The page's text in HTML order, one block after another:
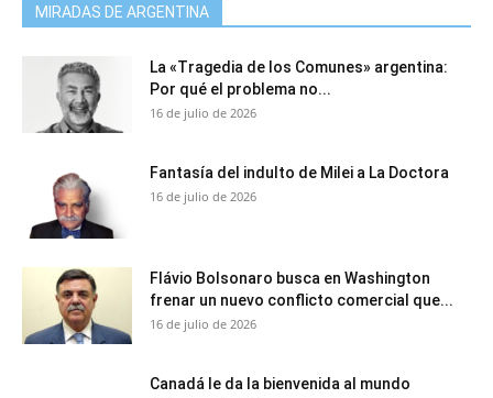
MIRADAS DE ARGENTINA
La «Tragedia de los Comunes» argentina:
Por qué el problema no...
16 de julio de 2026
Fantasía del indulto de Milei a La Doctora
16 de julio de 2026
Flávio Bolsonaro busca en Washington
frenar un nuevo conflicto comercial que...
16 de julio de 2026
Canadá le da la bienvenida al mundo